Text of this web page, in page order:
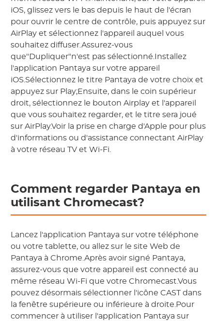
iOS, glissez vers le bas depuis le haut de l'écran
pour ouvrir le centre de contrôle, puis appuyez sur
AirPlay et sélectionnez l'appareil auquel vous
souhaitez diffuser.Assurez-vous
que"Dupliquer"n'est pas sélectionné.Installez
l'application Pantaya sur votre appareil
iOS.Sélectionnez le titre Pantaya de votre choix et
appuyez sur Play;Ensuite, dans le coin supérieur
droit, sélectionnez le bouton Airplay et l'appareil
que vous souhaitez regarder, et le titre sera joué
sur AirPlay.Voir la prise en charge d'Apple pour plus
d'informations ou d'assistance connectant AirPlay
à votre réseau TV et Wi-Fi.
Comment regarder Pantaya en
utilisant Chromecast?
Lancez l'application Pantaya sur votre téléphone
ou votre tablette, ou allez sur le site Web de
Pantaya à Chrome.Après avoir signé Pantaya,
assurez-vous que votre appareil est connecté au
même réseau Wi-Fi que votre Chromecast.Vous
pouvez désormais sélectionner l'icône CAST dans
la fenêtre supérieure ou inférieure à droite.Pour
commencer à utiliser l'application Pantaya sur